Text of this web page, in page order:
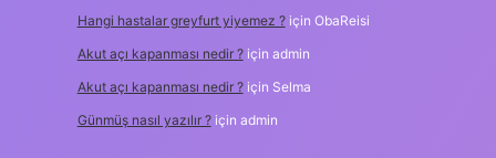
Hangi hastalar greyfurt yiyemez ?için ObaReisi
Akut açı kapanması nedir ?için admin
Akut açı kapanması nedir ?için Selma
Günmüş nasıl yazılır ?için admin